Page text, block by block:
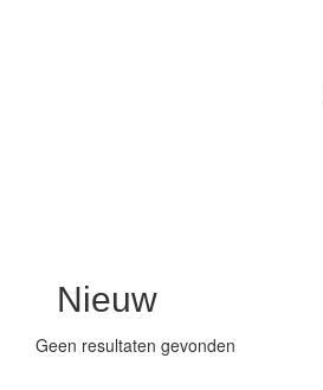
Nieuw
Geen resultaten gevonden